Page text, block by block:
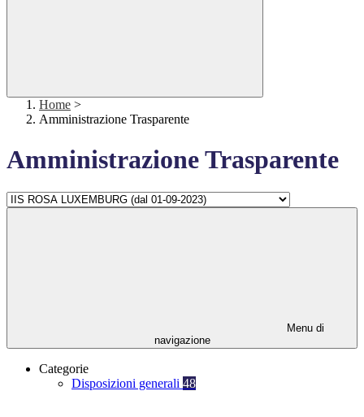
Home >
Amministrazione Trasparente
Amministrazione Trasparente
Menu di
navigazione
Categorie
Disposizioni generali 48